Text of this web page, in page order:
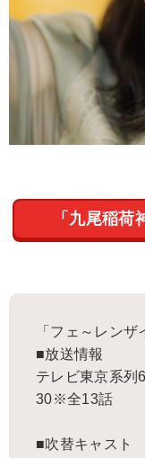
「九尾稲
「フェ～レンザ
■放送情報
テレビ東京系列
30※全13話
■吹替キャスト